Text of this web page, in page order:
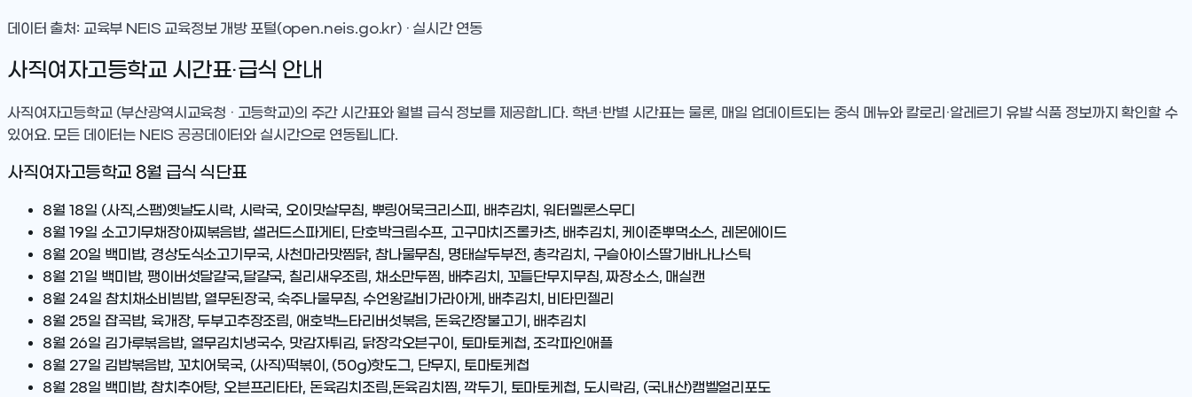
데이터 출처: 교육부 NEIS 교육정보 개방 포털(open.neis.go.kr) · 실시간 연동
사직여자고등학교 시간표·급식 안내
사직여자고등학교(부산광역시교육청 · 고등학교)의 주간 시간표와 월별 급식 정보를 제공합니다. 학년·반별 시간표는 물론, 매일 업데이트되는 중식 메뉴와 칼로리·알레르기 유발 식품 정보까지 확인할 수
있어요. 모든 데이터는 NEIS 공공데이터와 실시간으로 연동됩니다.
사직여자고등학교 8월 급식 식단표
8월 18일 (사직,스팸)옛날도시락, 시락국, 오이맛살무침, 뿌링어묵크리스피, 배추김치, 워터멜론스무디
8월 19일 소고기무채장아찌볶음밥, 샐러드스파게티, 단호박크림수프, 고구마치즈롤카츠, 배추김치, 케이준뿌먹소스, 레몬에이드
8월 20일 백미밥, 경상도식소고기무국, 사천마라맛찜닭, 참나물무침, 명태살두부전, 총각김치, 구슬아이스딸기바나나스틱
8월 21일 백미밥, 팽이버섯달걀국,달걀국, 칠리새우조림, 채소만두찜, 배추김치, 꼬들단무지무침, 짜장소스, 매실캔
8월 24일 참치채소비빔밥, 열무된장국, 숙주나물무침, 수언왕갈비가라아게, 배추김치, 비타민젤리
8월 25일 잡곡밥, 육개장, 두부고추장조림, 애호박느타리버섯볶음, 돈육간장불고기, 배추김치
8월 26일 김가루볶음밥, 열무김치냉국수, 맛감자튀김, 닭장각오븐구이, 토마토케첩, 조각파인애플
8월 27일 김밥볶음밥, 꼬치어묵국, (사직)떡볶이, (50g)핫도그, 단무지, 토마토케첩
8월 28일 백미밥, 참치추어탕, 오븐프리타타, 돈육김치조림,돈육김치찜, 깍두기, 토마토케첩, 도시락김, (국내산)캠벨얼리포도